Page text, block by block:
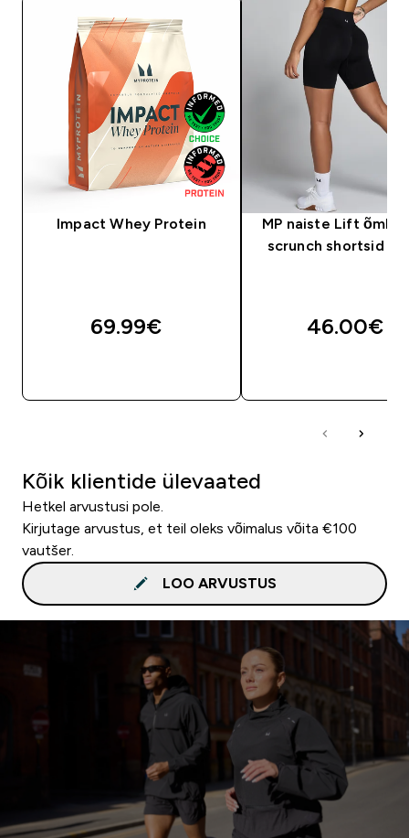
Impact Whey Protein
69.99€‎
MP naiste Lift
scrunch shortsid -
46.00€‎
Kõik klientide ülevaated
Hetkel arvustusi pole.
Kirjutage arvustus, et teil oleks võimalus võita €100
vautšer.
LOO ARVUSTUS